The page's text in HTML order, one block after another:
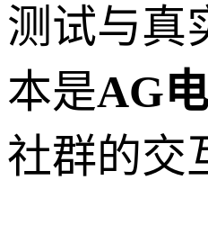
测试与真
本是AG
社群的交